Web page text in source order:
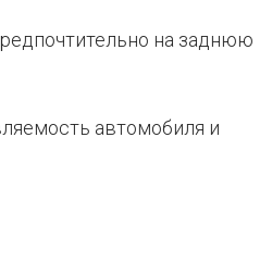
на заднюю
автомобиля и